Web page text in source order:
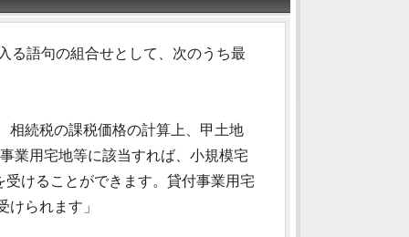
る語句の組合せとして、次のうち最
相続税の課税価格の計算上、甲土地
業用宅地等に該当すれば、小規模宅
けることができます。貸付事業用宅
けられます」